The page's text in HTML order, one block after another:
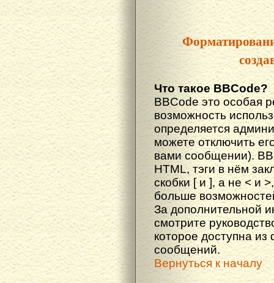
Что такое BBCode?
BBCode это особая
возможность
определяется
можете отключить
вами сообщении).
HTML, тэги в нём
скобки [ и ], а не < и
больше
За дополнительной
смотрите
которое доступна
сообщений.
Вернуться к началу